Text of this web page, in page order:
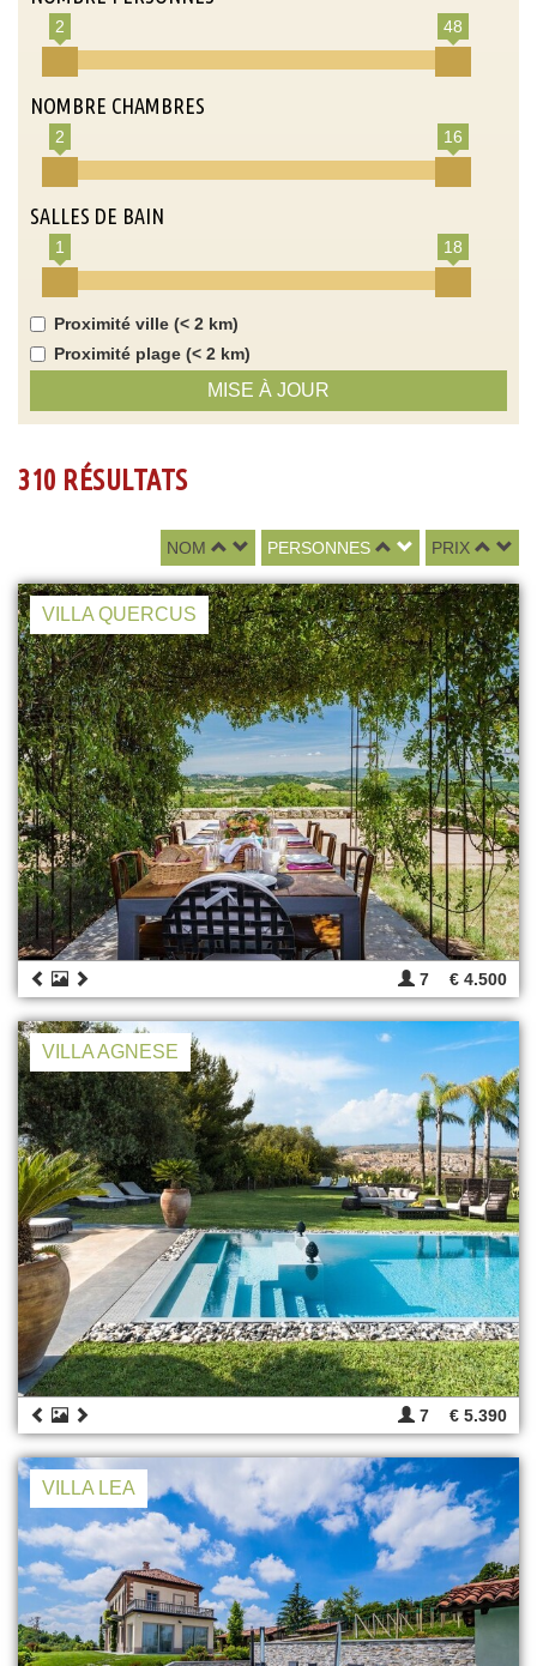
2 48
NOMBRE CHAMBRES
2 16
SALLES DE BAIN
1 18
Proximité ville (< 2 km)
Proximité plage (< 2 km)
MISE À JOUR
310 RÉSULTATS
NOM PERSONNES PRIX
VILLA QUERCUS
7 € 4.500
VILLA AGNESE
7 € 5.390
VILLA LEA